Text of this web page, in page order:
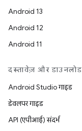
Android 13
Android 12
Android 11
दस्तावेज़ और डाउनलोड
Android Studio गाइड
डेवलपर गाइड
API (एपीआई) संदर्भ